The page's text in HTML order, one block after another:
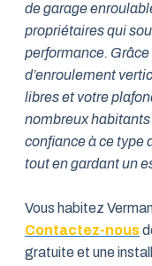
de garage
propriétaires qui
performance.
d’enroulement
libres et votre
nombreux
confiance à ce type
tout en gardant un
Vous habitez
Contactez-nous
gratuite et une